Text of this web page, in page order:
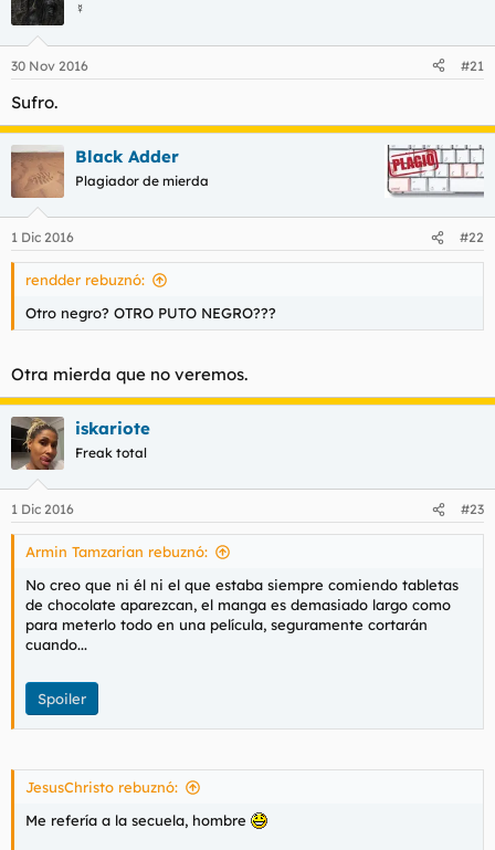
☿
30 Nov 2016 #21
Sufro.
Black Adder
Plagiador de mierda
1 Dic 2016 #22
rendder rebuznó:
Otro negro? OTRO PUTO NEGRO???
Otra mierda que no veremos.
iskariote
Freak total
1 Dic 2016 #23
Armin Tamzarian rebuznó:
No creo que ni él ni el que estaba siempre comiendo tabletas
de chocolate aparezcan, el manga es demasiado largo como
para meterlo todo en una película, seguramente cortarán
cuando...
Spoiler
JesusChristo rebuznó:
Me refería a la secuela, hombre